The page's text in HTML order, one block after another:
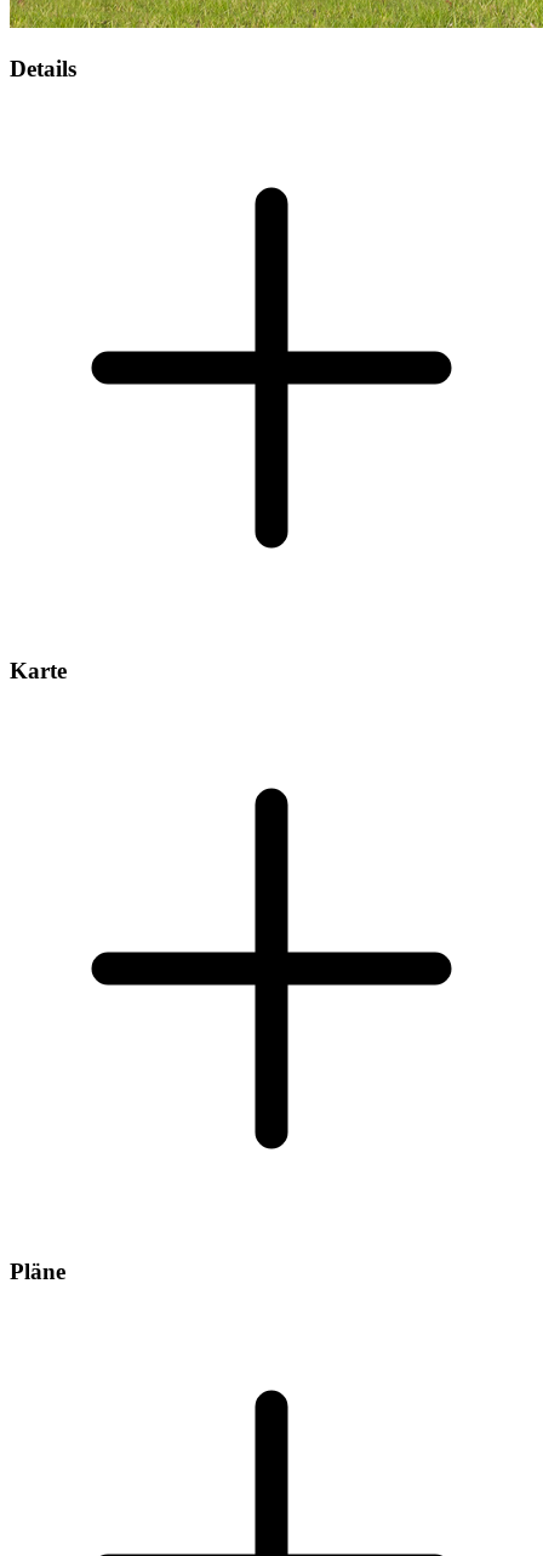
Details
Karte
Pläne